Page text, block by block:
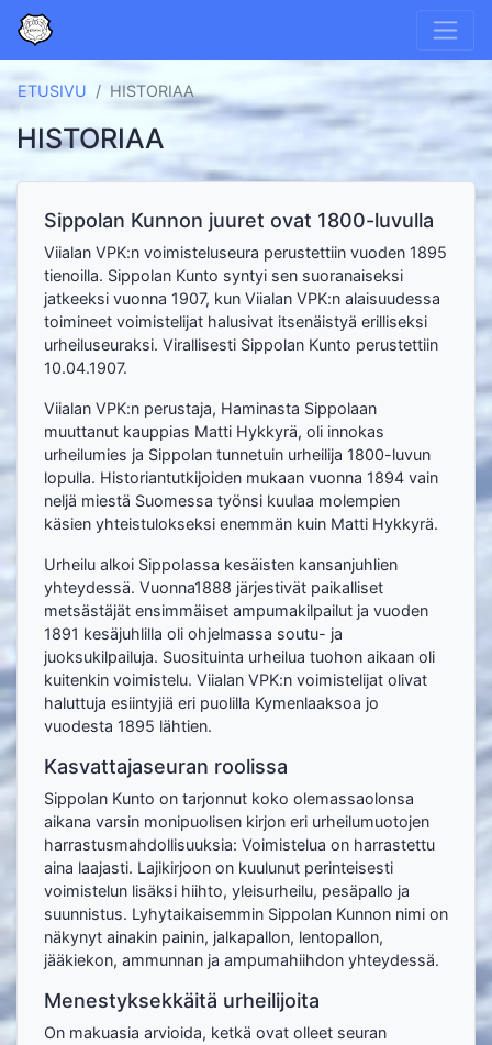
ETUSIVU HISTORIAA
HISTORIAA
Sippolan Kunnon juuret ovat 1800-luvulla
Viialan VPK:n voimisteluseura perustettiin vuoden 1895
tienoilla. Sippolan Kunto syntyi sen suoranaiseksi
jatkeeksi vuonna 1907, kun Viialan VPK:n alaisuudessa
toimineet voimistelijat halusivat itsenäistyä erilliseksi
urheiluseuraksi. Virallisesti Sippolan Kunto perustettiin
10.04.1907.
Viialan VPK:n perustaja, Haminasta Sippolaan
muuttanut kauppias Matti Hykkyrä, oli innokas
urheilumies ja Sippolan tunnetuin urheilija 1800-luvun
lopulla. Historiantutkijoiden mukaan vuonna 1894 vain
neljä miestä Suomessa työnsi kuulaa molempien
käsien yhteistulokseksi enemmän kuin Matti Hykkyrä.
Urheilu alkoi Sippolassa kesäisten kansanjuhlien
yhteydessä. Vuonna1888 järjestivät paikalliset
metsästäjät ensimmäiset ampumakilpailut ja vuoden
1891 kesäjuhlilla oli ohjelmassa soutu- ja
juoksukilpailuja. Suosituinta urheilua tuohon aikaan oli
kuitenkin voimistelu. Viialan VPK:n voimistelijat olivat
haluttuja esiintyjiä eri puolilla Kymenlaaksoa jo
vuodesta 1895 lähtien.
Kasvattajaseuran roolissa
Sippolan Kunto on tarjonnut koko olemassaolonsa
aikana varsin monipuolisen kirjon eri urheilumuotojen
harrastusmahdollisuuksia: Voimistelua on harrastettu
aina laajasti. Lajikirjoon on kuulunut perinteisesti
voimistelun lisäksi hiihto, yleisurheilu, pesäpallo ja
suunnistus. Lyhytaikaisemmin Sippolan Kunnon nimi on
näkynyt ainakin painin, jalkapallon, lentopallon,
jääkiekon, ammunnan ja ampumahiihdon yhteydessä.
Menestyksekkäitä urheilijoita
On makuasia arvioida, ketkä ovat olleet seuran